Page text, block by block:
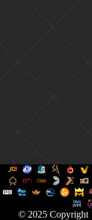
© 2025 Copyright